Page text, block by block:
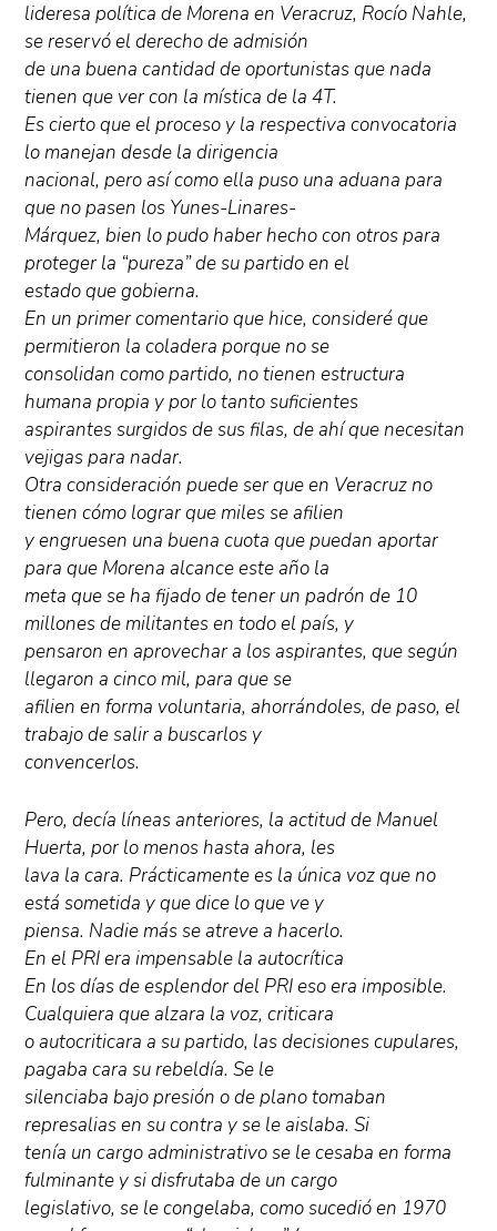
lideresa política de Morena en Veracruz, Rocío Nahle,
se reservó el derecho de admisión
de una buena cantidad de oportunistas que nada
tienen que ver con la mística de la 4T.
Es cierto que el proceso y la respectiva convocatoria
lo manejan desde la dirigencia
nacional, pero así como ella puso una aduana para
que no pasen los Yunes-Linares-
Márquez, bien lo pudo haber hecho con otros para
proteger la “pureza” de su partido en el
estado que gobierna.
En un primer comentario que hice, consideré que
permitieron la coladera porque no se
consolidan como partido, no tienen estructura
humana propia y por lo tanto suficientes
aspirantes surgidos de sus filas, de ahí que necesitan
vejigas para nadar.
Otra consideración puede ser que en Veracruz no
tienen cómo lograr que miles se afilien
y engruesen una buena cuota que puedan aportar
para que Morena alcance este año la
meta que se ha fijado de tener un padrón de 10
millones de militantes en todo el país, y
pensaron en aprovechar a los aspirantes, que según
llegaron a cinco mil, para que se
afilien en forma voluntaria, ahorrándoles, de paso, el
trabajo de salir a buscarlos y
convencerlos.
Pero, decía líneas anteriores, la actitud de Manuel
Huerta, por lo menos hasta ahora, les
lava la cara. Prácticamente es la única voz que no
está sometida y que dice lo que ve y
piensa. Nadie más se atreve a hacerlo.
En el PRI era impensable la autocrítica
En los días de esplendor del PRI eso era imposible.
Cualquiera que alzara la voz, criticara
o autocriticara a su partido, las decisiones cupulares,
pagaba cara su rebeldía. Se le
silenciaba bajo presión o de plano tomaban
represalias en su contra y se le aislaba. Si
tenía un cargo administrativo se le cesaba en forma
fulminante y si disfrutaba de un cargo
legislativo, se le congelaba, como sucedió en 1970